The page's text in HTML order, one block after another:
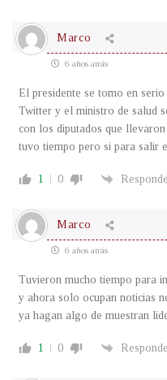
Marco
6 años atrás
El presidente se tomo en
Twitter y el ministro de salud
con los diputados que
tuvo tiempo pero si para salir
1 0
Marco
6 años atrás
Tuvieron mucho tiempo para
y ahora solo ocupan noticias
ya hagan algo de muestran
1 0